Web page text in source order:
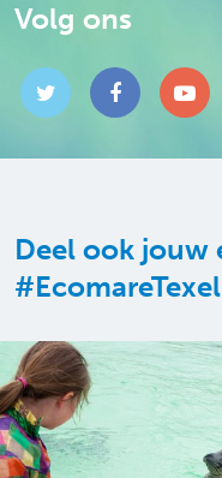
Volg ons
Deel ook jouw
#EcomareTexel